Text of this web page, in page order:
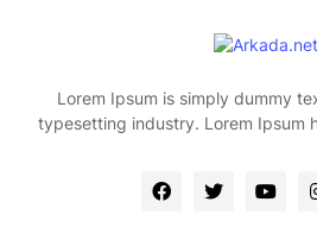
Lorem Ipsum is simply dummy
typesetting industry. Lorem Ipsum